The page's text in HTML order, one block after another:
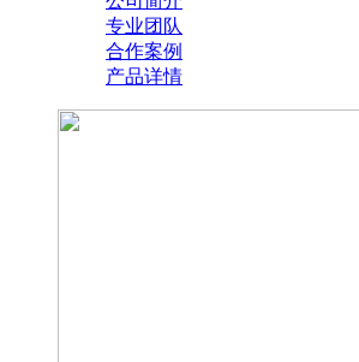
专业团队
合作案例
产品详情